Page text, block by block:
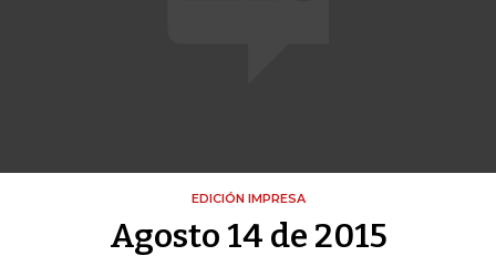
EDICIÓN IMPRESA
Agosto 14 de 2015